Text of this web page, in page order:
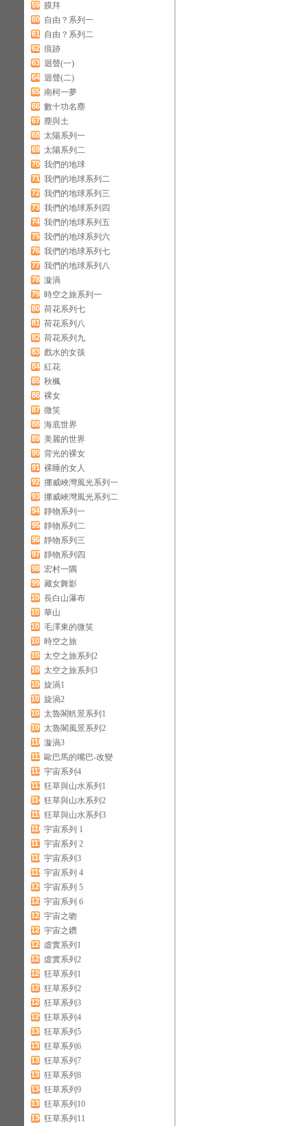
59 膜拜
60 自由？系列一
61 自由？系列二
62 痕跡
63 迴聲(一)
64 迴聲(二)
65 南柯一夢
66 數十功名塵
67 塵與土
68 太陽系列一
69 太陽系列二
70 我們的地球
71 我們的地球系列二
72 我們的地球系列三
73 我們的地球系列四
74 我們的地球系列五
75 我們的地球系列六
76 我們的地球系列七
77 我們的地球系列八
78 漩渦
79 時空之旅系列一
80 荷花系列七
81 荷花系列八
82 荷花系列九
83 戲水的女孩
84 紅花
85 秋楓
86 裸女
87 微笑
88 海底世界
89 美麗的世界
90 背光的裸女
91 裸睡的女人
92 挪威峽灣風光系列一
93 挪威峽灣風光系列二
94 靜物系列一
95 靜物系列二
96 靜物系列三
97 靜物系列四
98 宏村一隅
99 藏女舞影
100 長白山瀑布
101 華山
102 毛澤東的微笑
103 時空之旅
104 太空之旅系列2
105 太空之旅系列3
106 旋渦1
107 旋渦2
108 太魯閣軓景系列1
109 太魯閣風景系列2
110 漩渦3
111 歐巴馬的嘴巴-改變
112 宇宙系列4
113 狂草與山水系列1
114 狂草與山水系列2
115 狂草與山水系列3
116 宇宙系列 1
117 宇宙系列 2
118 宇宙系列3
119 宇宙系列 4
120 宇宙系列 5
121 宇宙系列 6
122 宇宙之吻
123 宇宙之鑽
124 虛實系列1
125 虛實系列2
126 狂草系列1
127 狂草系列2
128 狂草系列3
129 狂草系列4
130 狂草系列5
131 狂草系列6
132 狂草系列7
133 狂草系列8
134 狂草系列9
135 狂草系列10
136 狂草系列11